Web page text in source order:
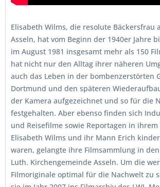
Elisabeth Wilms, die resolute Bäckersfrau
Asseln, hat vom Beginn der 1940er Jahre
im August 1981 insgesamt mehr als 150
hat nicht nur den Alltag ihrer näheren
auch das Leben in der bombenzerstörten
Dortmund und den späteren
der Kamera aufgezeichnet und so für die
festgehalten. Aber ebenso finden sich
und Reisefilme sowie Reportagen in
Elisabeth Wilms und ihr Mann Erich
waren, gelangte ihre Filmsammlung in den
Luth. Kirchengemeinde Asseln. Um die
Filmoriginale optimal für die Nachwelt zu